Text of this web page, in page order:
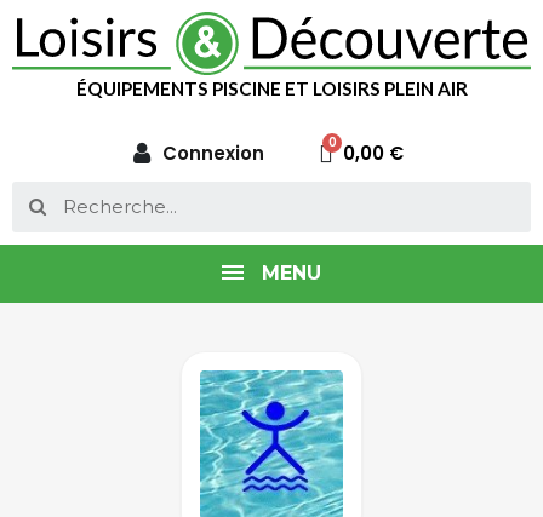
ÉQUIPEMENTS PISCINE ET LOISIRS PLEIN AIR
Connexion 0,00 €
MENU